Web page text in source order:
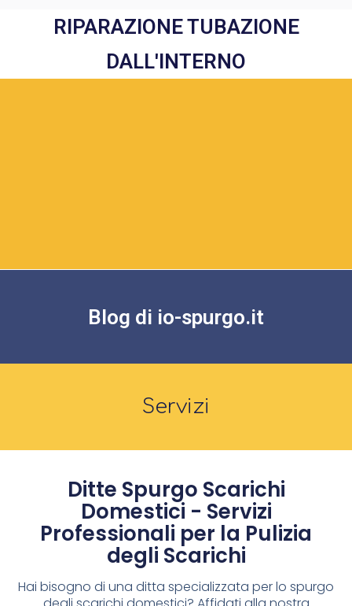
RIPARAZIONE TUBAZIONE
DALL'INTERNO
Blog di io-spurgo.it
Servizi
Ditte Spurgo Scarichi
Domestici - Servizi
Professionali per la Pulizia
degli Scarichi
Hai bisogno di una ditta specializzata per lo spurgo